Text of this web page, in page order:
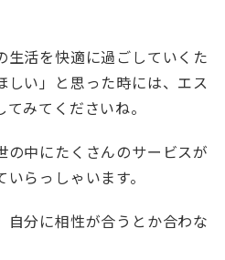
生活を快適に過ごしていくた
しい」と思った時には、エス
みてくださいね。
中にたくさんのサービスが
らっしゃいます。
分に相性が合うとか合わな